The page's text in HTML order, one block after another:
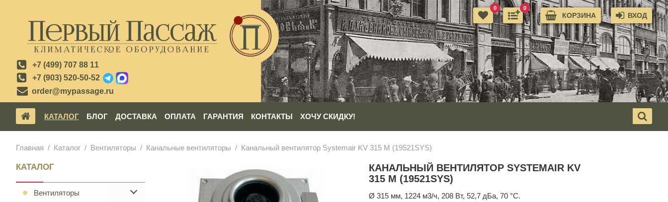
+7 (499) 707 88 11
+7 (903) 520-50-52
order@mypassage.ru
ВХОД
КОРЗИНА
0
0
КАТАЛОГ БЛОГ ДОСТАВКА ОПЛАТА ГАРАНТИЯ КОНТАКТЫ ХОЧУ СКИДКУ!
Главная Каталог Вентиляторы Канальные вентиляторы Канальный вентилятор Systemair KV 315 M (19521SYS)
КАТАЛОГ
Вентиляторы
КАНАЛЬНЫЙ ВЕНТИЛЯТОР SYSTEMAIR KV
315 M (19521SYS)
Ø 315 мм, 1224 м3/ч, 208 Вт, 52,7 дБа, 70 °С.